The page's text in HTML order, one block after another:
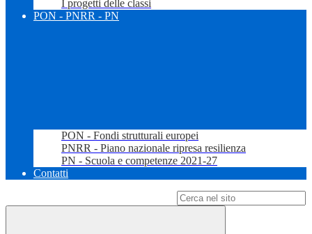
I progetti delle classi
PON - PNRR - PN
PON - Fondi strutturali europei
PNRR - Piano nazionale ripresa resilienza
PN - Scuola e competenze 2021-27
Contatti